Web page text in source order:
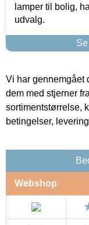
lamper til bolig,
udvalg.
Vi har gennemgået
dem med stjerner
sortimentstørrelse,
betingelser,
Webshop